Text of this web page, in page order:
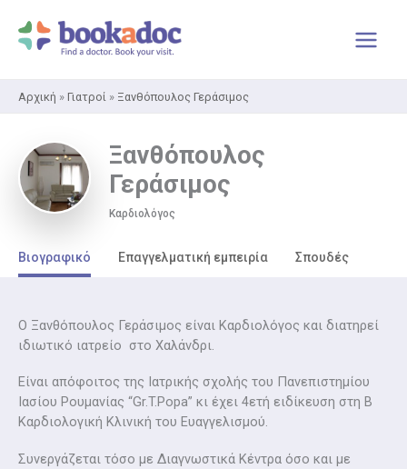
στο
περιεχόμενο
Αρχική » Γιατροί » Ξανθόπουλος Γεράσιμος
Ξανθόπουλος
Γεράσιμος
Καρδιολόγος
Βιογραφικό Επαγγελματική εμπειρία Σπουδές
Ο Ξανθόπουλος Γεράσιμος είναι Καρδιολόγος και διατηρεί
ιδιωτικό ιατρείο στο Χαλάνδρι.
Είναι απόφοιτος της Ιατρικής σχολής του Πανεπιστημίου
Ιασίου Ρουμανίας “Gr.T.Popa” κι έχει 4ετή ειδίκευση στη Β
Καρδιολογική Κλινική του Ευαγγελισμού.
Συνεργάζεται τόσο με Διαγνωστικά Κέντρα όσο και με